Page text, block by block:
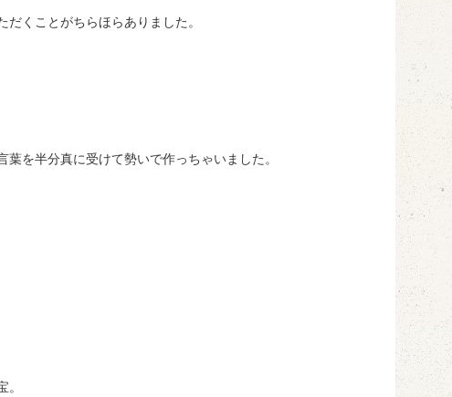
くことがちらほらありました。
を半分真に受けて勢いで作っちゃいました。